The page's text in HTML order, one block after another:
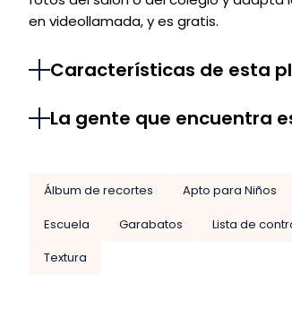
en videollamada, y es gratis.
Características de esta
La gente que encuentra
Álbum de recortes Apto para Niños
Escuela
Garabatos Lista de
Textura